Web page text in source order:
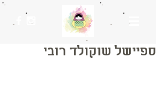
ספיישל שוקולד רובי